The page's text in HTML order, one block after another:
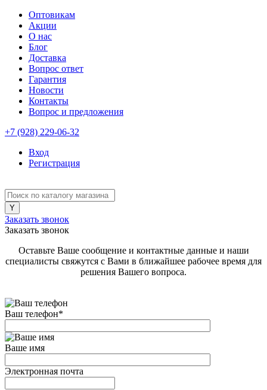
Оптовикам
Акции
О нас
Блог
Доставка
Вопрос ответ
Гарантия
Новости
Контакты
Вопрос и предложения
+7 (928) 229-06-32
Вход
Регистрация
Заказать звонок
Заказать звонок
Оставьте Ваше сообщение и контактные данные и наши
специалисты свяжутся с Вами в ближайшее рабочее время для
решения Вашего вопроса.
Ваш телефон*
Ваше имя
Электронная почта